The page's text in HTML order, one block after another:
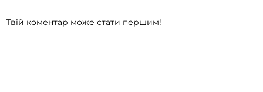
Твій коментар може стати першим!